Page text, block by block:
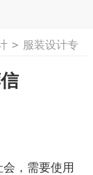
学习计划
> 服装设计专
，需要使用